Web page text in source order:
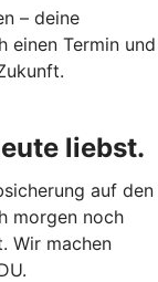
– deine
einen Termin und
liebst.
auf den
morgen noch
Wir machen